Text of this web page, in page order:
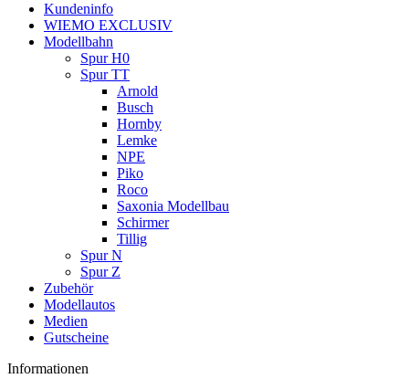
Kundeninfo
WIEMO EXCLUSIV
Modellbahn
Spur H0
Spur TT
Arnold
Busch
Hornby
Lemke
NPE
Piko
Roco
Saxonia Modellbau
Schirmer
Tillig
Spur N
Spur Z
Zubehör
Modellautos
Medien
Gutscheine
Informationen